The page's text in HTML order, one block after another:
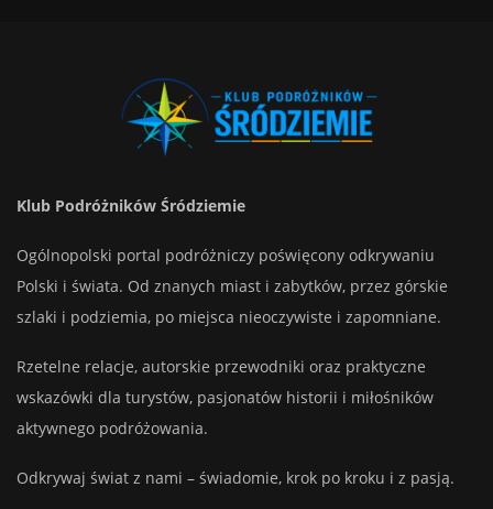
Klub Podróżników Śródziemie
Ogólnopolski portal podróżniczy poświęcony odkrywaniu
Polski i świata. Od znanych miast i zabytków, przez górskie
szlaki i podziemia, po miejsca nieoczywiste i zapomniane.
Rzetelne relacje, autorskie przewodniki oraz praktyczne
wskazówki dla turystów, pasjonatów historii i miłośników
aktywnego podróżowania.
Odkrywaj świat z nami – świadomie, krok po kroku i z pasją.